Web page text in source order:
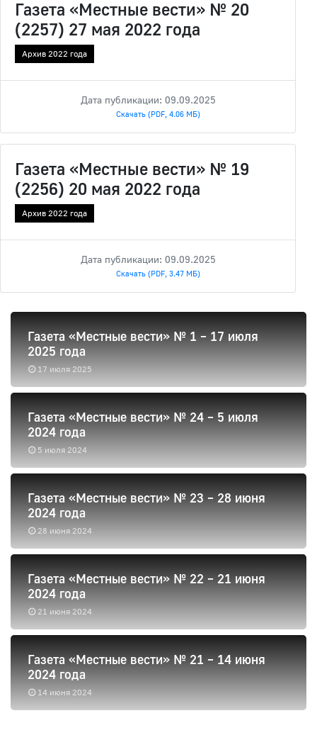
Газета «Местные вести» № 20
(2257) 27 мая 2022 года
Архив 2022 года
Дата публикации: 09.09.2025
Скачать (PDF, 4.06 МБ)
Газета «Местные вести» № 19
(2256) 20 мая 2022 года
Архив 2022 года
Дата публикации: 09.09.2025
Скачать (PDF, 3.47 МБ)
17 июля 2025
Газета «Местные вести» № 1 – 17 июля
2025 года
5 июля 2024
Газета «Местные вести» № 24 – 5 июля
2024 года
28 июня 2024
Газета «Местные вести» № 23 – 28 июня
2024 года
21 июня 2024
Газета «Местные вести» № 22 – 21 июня
2024 года
14 июня 2024
Газета «Местные вести» № 21 – 14 июня
2024 года